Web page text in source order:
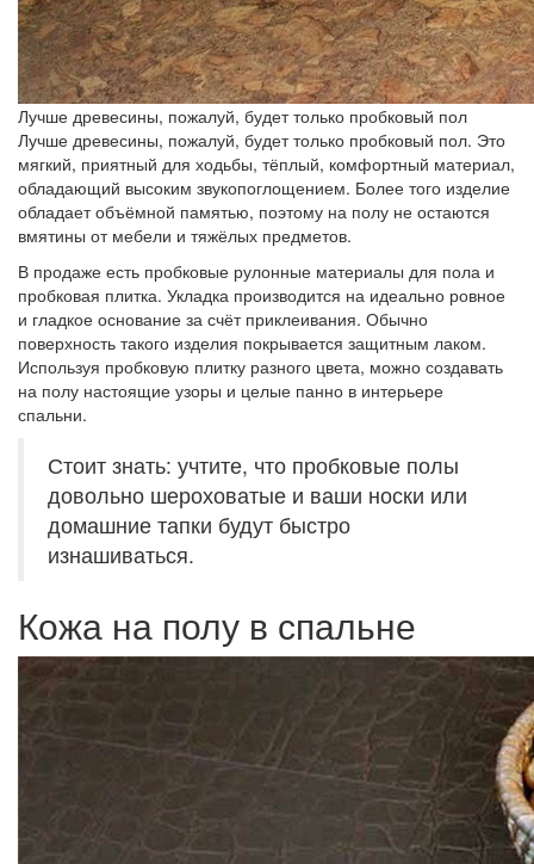
Лучше древесины, пожалуй, будет только пробковый пол
Лучше древесины, пожалуй, будет только пробковый пол. Это
мягкий, приятный для ходьбы, тёплый, комфортный материал,
обладающий высоким звукопоглощением. Более того изделие
обладает объёмной памятью, поэтому на полу не остаются
вмятины от мебели и тяжёлых предметов.
В продаже есть пробковые рулонные материалы для пола и
пробковая плитка. Укладка производится на идеально ровное
и гладкое основание за счёт приклеивания. Обычно
поверхность такого изделия покрывается защитным лаком.
Используя пробковую плитку разного цвета, можно создавать
на полу настоящие узоры и целые панно в интерьере
спальни.
Стоит знать: учтите, что пробковые полы
довольно шероховатые и ваши носки или
домашние тапки будут быстро
изнашиваться.
Кожа на полу в спальне